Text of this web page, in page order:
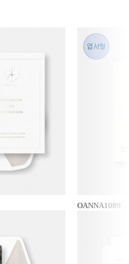
OANNA1089